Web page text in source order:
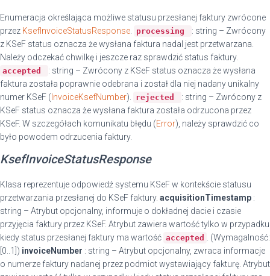
Enumeracja określająca możliwe statusu przesłanej faktury zwrócone
przez KsefInvoiceStatusResponse processing
: string – Zwrócony
z KSeF status oznacza że wysłana faktura nadal jest przetwarzana.
Należy odczekać chwilkę i jeszcze raz sprawdzić status faktury.
accepted
: string – Zwrócony z KSeF status oznacza że wysłana
faktura została poprawnie odebrana i został dla niej nadany unikalny
numer KSeF ( InvoiceKsefNumber). rejected
: string – Zwrócony z
KSeF status oznacza że wysłana faktura została odrzucona przez
KSeF. W szczegółach komunikatu błędu (Error), należy sprawdzić co
było powodem odrzucenia faktury.
KsefInvoiceStatusResponse
Klasa reprezentuje odpowiedź systemu KSeF w kontekście statusu
przetwarzania przesłanej do KSeF faktury. acquisitionTimestamp :
string – Atrybut opcjonalny, informuje o dokładnej dacie i czasie
przyjęcia faktury przez KSeF. Atrybut zawiera wartość tylko w przypadku
kiedy status przesłanej faktury ma wartość accepted
. (Wymagalność:
[0..1]) invoiceNumber : string – Atrybut opcjonalny, zwraca informacje
o numerze faktury nadanej przez podmiot wystawiający fakturę. Atrybut